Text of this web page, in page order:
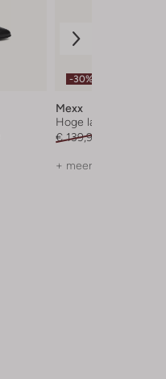
-30%
Mexx
Hoge laarzen
€ 139,99
+ meer kleuren